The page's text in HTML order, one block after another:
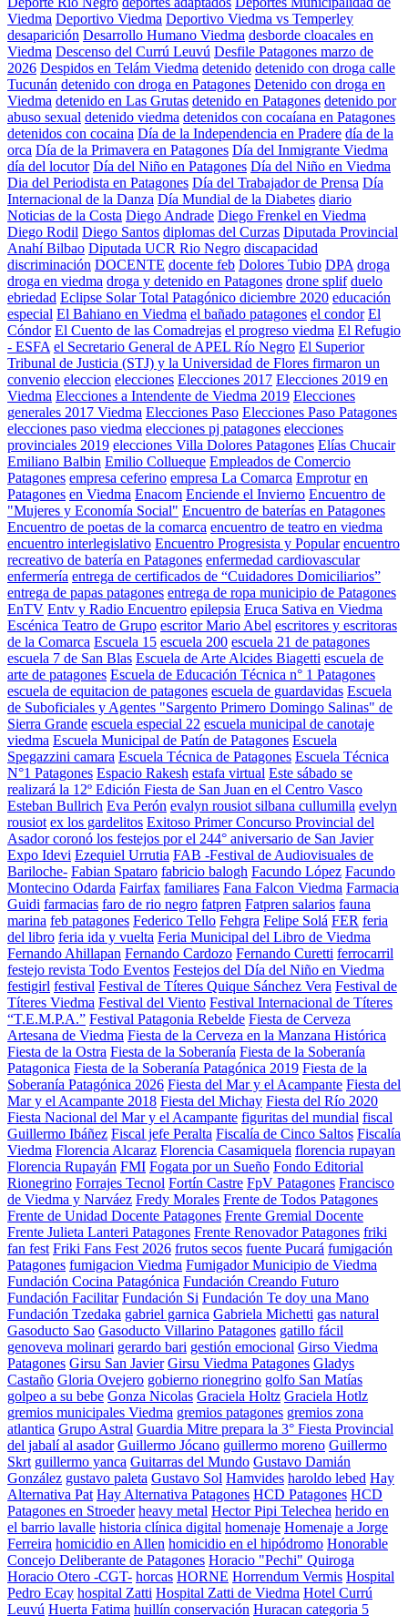
Viedma Deportivo Viedma Deportivo Viedma vs Temperley
desaparición Desarrollo Humano Viedma desborde cloacales en
Viedma Descenso del Currú Leuvú Desfile Patagones marzo de
2026 Despidos en Telám Viedma detenido detenido con droga calle
Tucunán detenido con droga en Patagones Detenido con droga en
Viedma detenido en Las Grutas detenido en Patagones detenido por
abuso sexual detenido viedma detenidos con cocaíana en Patagones
detenidos con cocaina Día de la Independencia en Pradere día de la
orca Día de la Primavera en Patagones Día del Inmigrante Viedma
día del locutor Día del Niño en Patagones Día del Niño en Viedma
Dia del Periodista en Patagones Día del Trabajador de Prensa Día
Internacional de la Danza Día Mundial de la Diabetes diario
Noticias de la Costa Diego Andrade Diego Frenkel en Viedma
Diego Rodil Diego Santos diplomas del Curzas Diputada Provincial
Anahí Bilbao Diputada UCR Rio Negro discapacidad
discriminación DOCENTE docente feb Dolores Tubio DPA droga
droga en viedma droga y detenido en Patagones drone splif duelo
ebriedad Eclipse Solar Total Patagónico diciembre 2020 educación
especial El Bahiano en Viedma el bañado patagones el condor El
Cóndor El Cuento de las Comadrejas el progreso viedma El Refugio
- ESFA el Secretario General de APEL Río Negro El Superior
Tribunal de Justicia (STJ) y la Universidad de Flores firmaron un
convenio eleccion elecciones Elecciones 2017 Elecciones 2019 en
Viedma Elecciones a Intendente de Viedma 2019 Elecciones
generales 2017 Viedma Elecciones Paso Elecciones Paso Patagones
elecciones paso viedma elecciones pj patagones elecciones
provinciales 2019 elecciones Villa Dolores Patagones Elías Chucair
Emiliano Balbin Emilio Collueque Empleados de Comercio
Patagones empresa ceferino empresa La Comarca Emprotur en
Patagones en Viedma Enacom Enciende el Invierno Encuentro de
"Mujeres y Economía Social" Encuentro de baterías en Patagones
Encuentro de poetas de la comarca encuentro de teatro en viedma
encuentro interlegislativo Encuentro Progresista y Popular encuentro
recreativo de batería en Patagones enfermedad cardiovascular
enfermería entrega de certificados de “Cuidadores Domiciliarios”
entrega de papas patagones entrega de ropa municipio de Patagones
EnTV Entv y Radio Encuentro epilepsia Eruca Sativa en Viedma
Escénica Teatro de Grupo escritor Mario Abel escritores y escritoras
de la Comarca Escuela 15 escuela 200 escuela 21 de patagones
escuela 7 de San Blas Escuela de Arte Alcides Biagetti escuela de
arte de patagones Escuela de Educación Técnica n° 1 Patagones
escuela de equitacion de patagones escuela de guardavidas Escuela
de Suboficiales y Agentes "Sargento Primero Domingo Salinas" de
Sierra Grande escuela especial 22 escuela municipal de canotaje
viedma Escuela Municipal de Patín de Patagones Escuela
Spegazzini camara Escuela Técnica de Patagones Escuela Técnica
N°1 Patagones Espacio Rakesh estafa virtual Este sábado se
realizará la 12º Edición Fiesta de San Juan en el Centro Vasco
Esteban Bullrich Eva Perón evalyn rousiot silbana cullumilla evelyn
rousiot ex los gardelitos Exitoso Primer Concurso Provincial del
Asador coronó los festejos por el 244° aniversario de San Javier
Expo Idevi Ezequiel Urrutia FAB -Festival de Audiovisuales de
Bariloche- Fabian Spataro fabricio balogh Facundo López Facundo
Montecino Odarda Fairfax familiares Fana Falcon Viedma Farmacia
Guidi farmacias faro de rio negro fatpren Fatpren salarios fauna
marina feb patagones Federico Tello Fehgra Felipe Solá FER feria
del libro feria ida y vuelta Feria Municipal del Libro de Viedma
Fernando Ahillapan Fernando Cardozo Fernando Curetti ferrocarril
festejo revista Todo Eventos Festejos del Día del Niño en Viedma
festigirl festival Festival de Títeres Quique Sánchez Vera Festival de
Títeres Viedma Festival del Viento Festival Internacional de Títeres
“T.E.M.P.A.” Festival Patagonia Rebelde Fiesta de Cerveza
Artesana de Viedma Fiesta de la Cerveza en la Manzana Histórica
Fiesta de la Ostra Fiesta de la Soberanía Fiesta de la Soberanía
Patagonica Fiesta de la Soberanía Patagónica 2019 Fiesta de la
Soberanía Patagónica 2026 Fiesta del Mar y el Acampante Fiesta del
Mar y el Acampante 2018 Fiesta del Michay Fiesta del Río 2020
Fiesta Nacional del Mar y el Acampante figuritas del mundial fiscal
Guillermo Ibáñez Fiscal jefe Peralta Fiscalía de Cinco Saltos Fiscalía
Viedma Florencia Alcaraz Florencia Casamiquela florencia rupayan
Florencia Rupayán FMI Fogata por un Sueño Fondo Editorial
Rionegrino Forrajes Tecnol Fortín Castre FpV Patagones Francisco
de Viedma y Narváez Fredy Morales Frente de Todos Patagones
Frente de Unidad Docente Patagones Frente Gremial Docente
Frente Julieta Lanteri Patagones Frente Renovador Patagones friki
fan fest Friki Fans Fest 2026 frutos secos fuente Pucará fumigación
Patagones fumigacion Viedma Fumigador Municipio de Viedma
Fundación Cocina Patagónica Fundación Creando Futuro
Fundación Facilitar Fundación Si Fundación Te doy una Mano
Fundación Tzedaka gabriel garnica Gabriela Michetti gas natural
Gasoducto Sao Gasoducto Villarino Patagones gatillo fácil
genoveva molinari gerardo bari gestión emocional Girso Viedma
Patagones Girsu San Javier Girsu Viedma Patagones Gladys
Castaño Gloria Ovejero gobierno rionegrino golfo San Matías
golpeo a su bebe Gonza Nicolas Graciela Holtz Graciela Hotlz
gremios municipales Viedma gremios patagones gremios zona
atlantica Grupo Astral Guardia Mitre prepara la 3° Fiesta Provincial
del jabalí al asador Guillermo Jócano guillermo moreno Guillermo
Skrt guillermo yanca Guitarras del Mundo Gustavo Damián
González gustavo paleta Gustavo Sol Hamvides haroldo lebed Hay
Alternativa Pat Hay Alternativa Patagones HCD Patagones HCD
Patagones en Stroeder heavy metal Hector Pipi Telechea herido en
el barrio lavalle historia clínica digital homenaje Homenaje a Jorge
Ferreira homicidio en Allen homicidio en el hipódromo Honorable
Concejo Deliberante de Patagones Horacio "Pechi" Quiroga
Horacio Otero -CGT- horcas HORNE Horrendum Vermis Hospital
Pedro Ecay hospital Zatti Hospital Zatti de Viedma Hotel Currú
Leuvú Huerta Fatima huillín conservación Huracan categoria 5